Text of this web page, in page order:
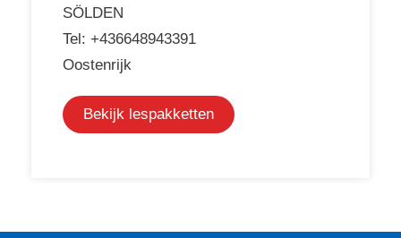
SÖLDEN
Tel: +436648943391
Oostenrijk
Bekijk lespakketten